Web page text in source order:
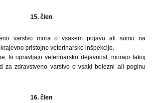
15. člen
varstvo mora o vsakem pojavu ali sumu na
pristojno veterinarsko inšpekcijo.
ki opravljajo veterinarsko dejavnost, morajo takoj
za zdravstveno varstvo o vsaki bolezni ali poginu
16. člen